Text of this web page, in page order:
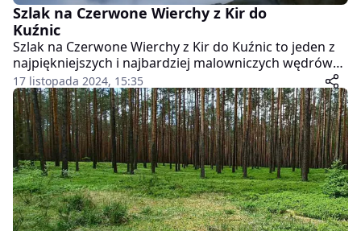
Szlak na Czerwone Wierchy z Kir do
Kuźnic
Szlak na Czerwone Wierchy z Kir do Kuźnic to jeden z
najpiękniejszych i najbardziej malowniczych wędrówek
w Tatrach Zachodnich. Na trasie czeka wiele atrakcji,
począwszy od malowniczych polan, przez
majestatyczne szczyty, aż po urokliwe schroniska.
Przygotujcie się na wyjątkowe widoki i spory wysiłek –
trasa ma długość około 19 km i wymaga dobrej
kondycji.
17 listopada 2024, 15:35